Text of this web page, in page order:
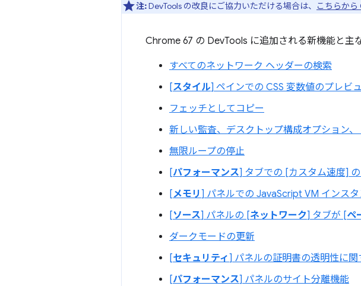
注:DevTools の改良にご協力いただける場合は、 こちらか
Chrome 67 の DevTools に追加される新機能と主
すべてのネットワーク ヘッダーの検索
[スタイル] ペインでの CSS 変数値のプレビ
フェッチとしてコピー
新しい監査、デスクトップ構成オプション
無限ループの停止
[パフォーマンス] タブでの [カスタム速度]
[メモリ ] パネルでの JavaScript VM インス
[ソース] パネルの [ネットワーク] タブが [ペ
ダークモードの更新
[セキュリティ ] パネルの証明書の透明性に関
[パフォーマンス] パネルのサイト分離機能